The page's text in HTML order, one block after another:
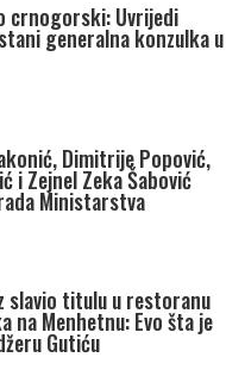
crnogorski: Uvrijedi
generalna konzulka u
Dimitrije Popović,
i Zejnel Zeka Šabović
Ministarstva
slavio titulu u restoranu
na Menhetnu: Evo šta je
Gutiću